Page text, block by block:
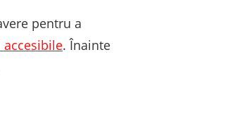
pentru a
. Înainte